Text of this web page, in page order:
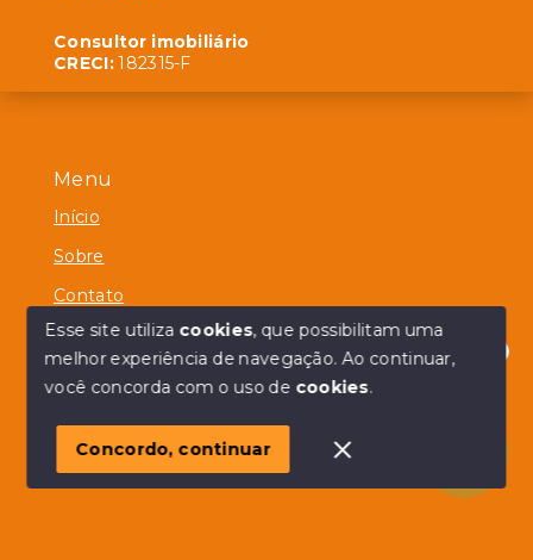
Olá! em posso ajudar?
Menu
Início
Sobre
Contato
© Copyright 2026 - Alberico Simões - Todos os direitos
SITE PARA IMOBILIARIA
Consultor imobiliário
CRECI:182315-F
Esse site utiliza cookies, que possibilitam uma
melhor experiência de navegação.Ao continuar,
você concorda com o uso de cookies.
Concordo, continuar